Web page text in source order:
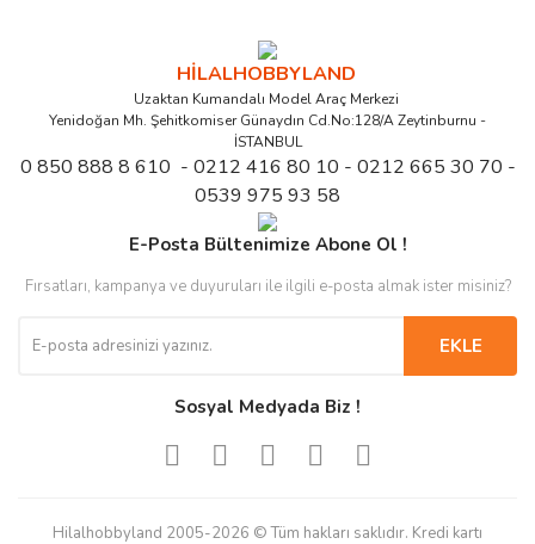
HİLALHOBBYLAND
Uzaktan Kumandalı Model Araç Merkezi
Yenidoğan Mh. Şehitkomiser Günaydın Cd.No:128/A Zeytinburnu -
İSTANBUL
0 850 888 8 610 - 0212 416 80 10 - 0212 665 30 70 -
0539 975 93 58
E-Posta Bültenimize Abone Ol !
Fırsatları, kampanya ve duyuruları ile ilgili e-posta almak ister misiniz?
EKLE
Sosyal Medyada Biz !
Hilalhobbyland 2005-2026 © Tüm hakları saklıdır. Kredi kartı